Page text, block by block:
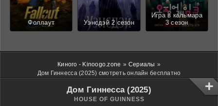
Фоллаут Уэнсдэй 2 сезон
Игра в кальмара
3 сезон
Киного - Kinoogo.zone » Сериалы »
Дом Гиннесса (2025) смотреть онлайн бесплатно
Дом Гиннесса (2025)
HOUSE OF GUINNESS